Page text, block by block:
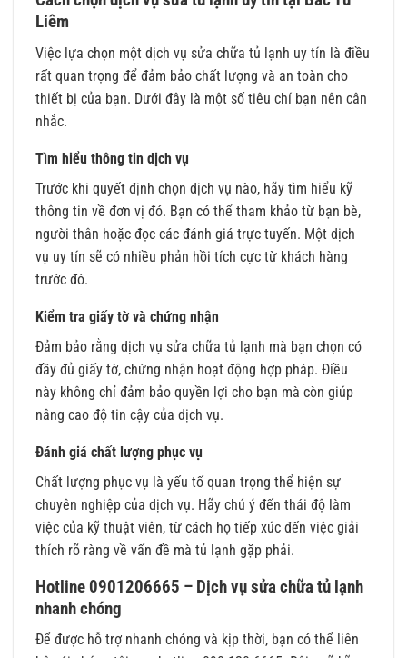
Liêm
Việc lựa chọn một dịch vụ sửa chữa tủ lạnh uy tín là điều
rất quan trọng để đảm bảo chất lượng và an toàn cho
thiết bị của bạn. Dưới đây là một số tiêu chí bạn nên cân
nhắc.
Tìm hiểu thông tin dịch vụ
Trước khi quyết định chọn dịch vụ nào, hãy tìm hiểu kỹ
thông tin về đơn vị đó. Bạn có thể tham khảo từ bạn bè,
người thân hoặc đọc các đánh giá trực tuyến. Một dịch
vụ uy tín sẽ có nhiều phản hồi tích cực từ khách hàng
trước đó.
Kiểm tra giấy tờ và chứng nhận
Đảm bảo rằng dịch vụ sửa chữa tủ lạnh mà bạn chọn có
đầy đủ giấy tờ, chứng nhận hoạt động hợp pháp. Điều
này không chỉ đảm bảo quyền lợi cho bạn mà còn giúp
nâng cao độ tin cậy của dịch vụ.
Đánh giá chất lượng phục vụ
Chất lượng phục vụ là yếu tố quan trọng thể hiện sự
chuyên nghiệp của dịch vụ. Hãy chú ý đến thái độ làm
việc của kỹ thuật viên, từ cách họ tiếp xúc đến việc giải
thích rõ ràng về vấn đề mà tủ lạnh gặp phải.
Hotline 0901206665 – Dịch vụ sửa chữa tủ lạnh
nhanh chóng
Để được hỗ trợ nhanh chóng và kịp thời, bạn có thể liên